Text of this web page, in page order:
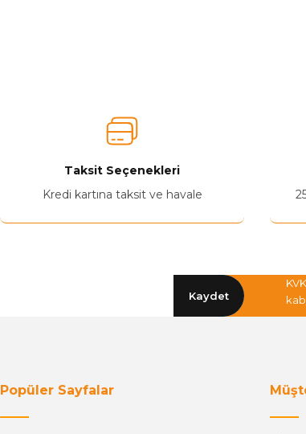
Taksit Seçenekleri
Kredi kartına taksit ve havale
Kaydet
Popüler Sayfalar